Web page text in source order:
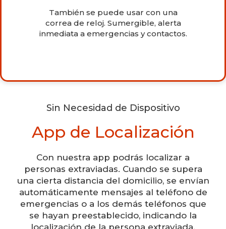
También se puede usar con una
correa de reloj. Sumergible, alerta
inmediata a emergencias y contactos.
Sin Necesidad de Dispositivo
App de Localización
Con nuestra app podrás localizar a
personas extraviadas. Cuando se supera
una cierta distancia del domicilio, se envían
automáticamente mensajes al teléfono de
emergencias o a los demás teléfonos que
se hayan preestablecido, indicando la